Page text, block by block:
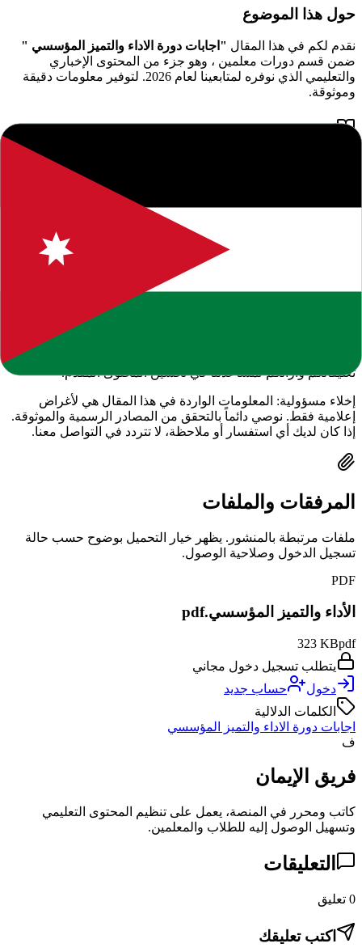
حول هذا الموضوع
نقدم لكم في هذا المقال " اجابات دورة الاداء والتميز المؤسسي "
ضمن قسم دورات معلمين ، وهو جزء من المحتوى الإخباري
والتعليمي الذي نوفره لمتابعينا لعام 2026
. لتوفير معلومات دقيقة
وموثوقة.
يهدف هذا المقال إلى تقديم معلومات قيمة ومفيدة للقراء، مع
التركيز على توفير محتوى واضح وسهل الفهم. نحرص على تغطية
المواضيع المهمة التي تهم المجتمع التعليمي والطلاب وأولياء الأمور.
من خلال قراءة هذا المقال، ستتمكن من الحصول على فهم أفضل
للموضوع المطروح والبقاء على اطلاع دائم بآخر التطورات والأخبار.
نسعى لتوفير محتوى يساعدك في اتخاذ قرارات مستنيرة.
نحن ملتزمون بتقديم محتوى عالي الجودة يلبي احتياجات قرائنا.
يمكنكم تصفح المزيد من المقالات المشابهة في الموقع أو استخدام
تعليقاتكم وآرائكم لمساعدتنا في تحسين المحتوى المقدم.
إخلاء مسؤولية: المعلومات الواردة في هذا المقال هي لأغراض
إعلامية فقط. نوصي دائماً بالتحقق من المصادر الرسمية والموثوقة.
إذا كان لديك أي استفسار أو ملاحظة، لا تتردد في التواصل معنا.
المرفقات والملفات
ملفات مرتبطة بالمنشور. يظهر خيار التحميل بوضوح حسب حالة
تسجيل الدخول وصلاحية الوصول.
PDF
الأداء والتميز المؤسسي.pdf
pdf
323 KB
يتطلب تسجيل دخول مجاني
دخول
حساب جديد
الكلمات الدلالية
اجابات دورة الاداء والتميز المؤسسي
ف
فريق الإيمان
كاتب ومحرر في المنصة، يعمل على تنظيم المحتوى التعليمي
وتسهيل الوصول إليه للطلاب والمعلمين.
التعليقات
0 تعليق
اكتب تعليقك